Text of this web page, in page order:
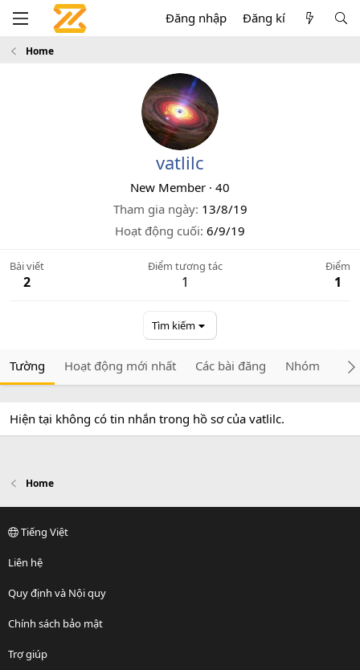
Đăng nhập Đăng kí
Home
vatlilc
New Member · 40
Tham gia ngày 13/8/19
Hoạt động cuối 6/9/19
Bài viết
2
Điểm tương tác
1
Điểm
1
Tìm kiếm
Tường Hoạt động mới nhất Các bài đăng Nhóm
Hiện tại không có tin nhắn trong hồ sơ của vatlilc.
Home
Tiếng Việt
Liên hệ
Quy định và Nội quy
Chính sách bảo mật
Trợ giúp